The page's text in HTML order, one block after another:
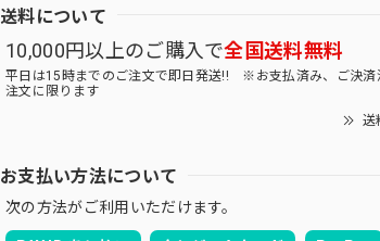
送料について
10,000円以上のご購入で全国送料無料
平日は15時までのご注文で即日発送!! ※お支払済み、ご決済
注文に限ります
送
お支払い方法について
次の方法がご利用いただけます。